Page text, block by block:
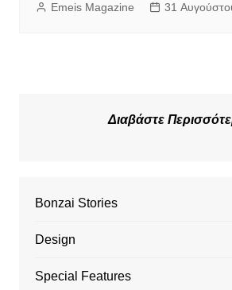
Emeis Magazine 31
Διαβάστε
Bonzai Stories
Design
Special Features